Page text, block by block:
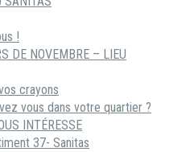
!
DE NOVEMBRE – LIEU
crayons
vous dans votre quartier ?
INTÉRESSE
37- Sanitas